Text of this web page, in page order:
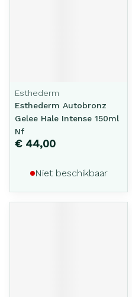
Esthederm
Esthederm Autobronz
Gelee Hale Intense 150ml
Nf
€ 44,00
Niet beschikbaar